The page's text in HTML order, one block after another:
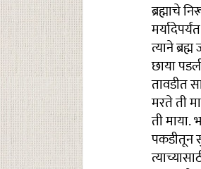
ब्रह्माचे
त्याने
छाया
तावडीत
मरते ती
ती माया.
पकडीतून